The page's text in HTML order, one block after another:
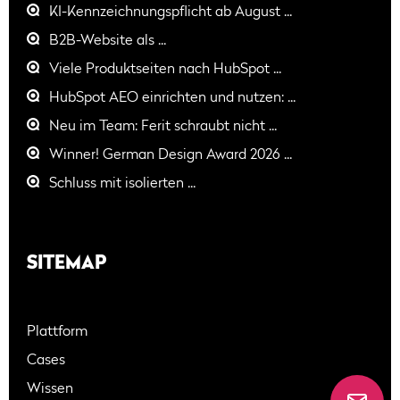
KI-Kennzeichnungspflicht ab August ...
B2B-Website als ...
Viele Produktseiten nach HubSpot ...
HubSpot AEO einrichten und nutzen: ...
Neu im Team: Ferit schraubt nicht ...
Winner! German Design Award 2026 ...
Schluss mit isolierten ...
SITEMAP
Plattform
Cases
Wissen